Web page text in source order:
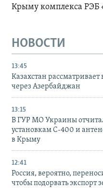
Крыму комплекса
НОВОСТИ
13:45
Казахстан
через Азербайджан
13:15
В ГУР МО Украины
установкам С-400 и
в Крыму
12:41
Россия, вероятно,
чтобы подорвать экспорт